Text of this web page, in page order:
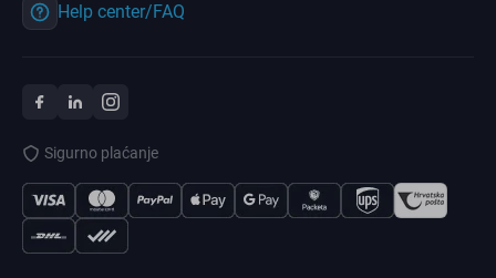
Help center/FAQ
Sigurno plaćanje